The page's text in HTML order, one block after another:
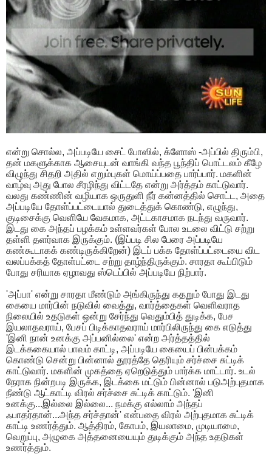
என்று சொல்ல, அப்படியே சைட் போஸில், க்ளோஸ் -அப்பில் திரும்பி,
தன் மகளுக்காக ஆசையுடன் வாங்கி வந்த பூந்திப் பொட்டலம் கீழே
விழுந்து சிதறி அதில் எறும்புகள் மொய்ப்பதை பார்ப்பார். மகளின்
வாழ்வு அது போல சீரழிந்து விட்டதே என்று அர்த்தம் காட்டுவார்.
வலது கண்ணின் வழியாக ஒருதுளி நீர் கன்னத்தில் சொட்ட, அதை
அப்படியே தோள்ப்பட்டையால் துடைத்துக் கொண்டு, எழுந்து,
குடிசைக்கு வெளியே வேகமாக, அட்டகாசமாக நடந்து வருவார்.
இடது கை அந்தப் பழக்கம் உள்ளவர்கள் போல உடலை விட்டு சற்று
தள்ளி தளர்வாக இருக்கும். (இப்படி சில பேரை அப்படியே
கண்கூடாகக் கண்டிருக்கிறேன்) இடப் பக்க தோள்ப்பட்டையை விட
வலப்பக்கத் தோள்பட்டை சற்று தாழ்ந்திருக்கும். சாரதா கூப்பிடும்
போது சரியாக ஏழாவது ஸ்டெப்பில் அப்படியே நிற்பார்.
'அப்பா' என்று சாரதா மீண்டும் அங்கிருந்து கதறும் போது இடது
கையை மார்பின் நடுவில் வைத்து, வார்த்தைகள் வெளிவராத
நிலையில் உதடுகள் ஒன்று சேர்ந்து வெதும்பித் துடிக்க, பேச
இயலாதவராய், பேசப் பிடிக்காதவராய் மார்பிலிருந்து கை எடுத்து
'இனி நான் உனக்கு அப்பனில்லை' என்ற அர்த்தத்தில்
இடக்ககையால் பாவம் காட்டி, அப்படியே கையைப் பின்பக்கம்
கொண்டு சென்று பின்னால் தூரத்தே தெரியும் சர்ச்சை சுட்டிக்
காட்டுவார். மகளின் முகத்தை ஏறெடுத்தும் பார்க்க மாட்டார். உடல்
நேராக நின்றபடி இருக்க, இடக்கை மட்டும் பின்னால் படுஅற்புதமாக
நீண்டு ஆட்காட்டி விரல் சர்ச்சை சுட்டிக் காட்டும். 'இனி
உனக்கு...இல்லை இல்லை... நமக்கு எல்லாம் அந்தப்
ஃபாதர்தான்...அந்த சர்ச்தான்' என்பதை விரல் அற்புதமாக சுட்டிக்
காட்டி உணர்த்தும். ஆத்திரம், கோபம், இயலாமை, முடியாமை,
வெறுப்பு, அழுகை அத்தனையையும் துடிக்கும் அந்த உதடுகள்
உணர்த்தும்.